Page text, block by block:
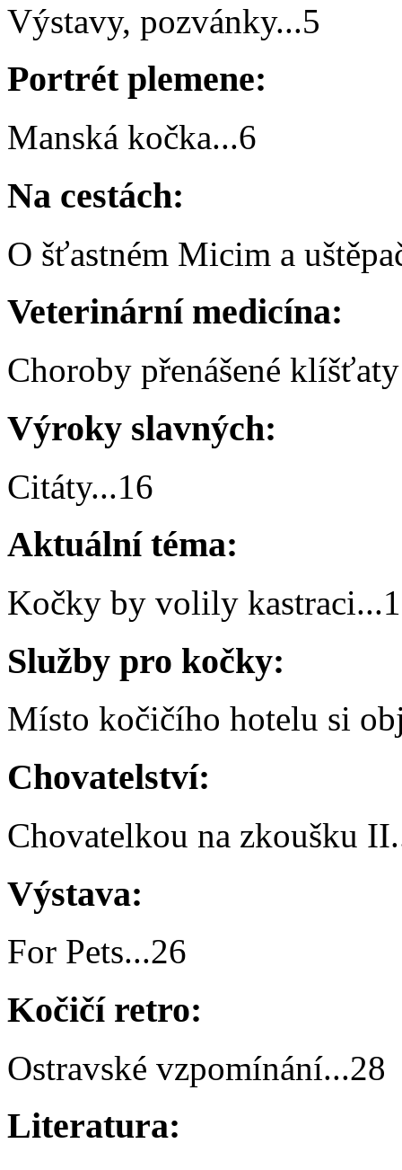
Výstavy, pozvánky...5
Portrét plemene:
Manská kočka...6
Na cestách:
O šťastném Micim a
Veterinární medicína:
Choroby přenášené
Výroky slavných:
Citáty...16
Aktuální téma:
Kočky by volily kastraci...
Služby pro kočky:
Místo kočičího hotelu si
Chovatelství:
Chovatelkou na zkoušku II
Výstava:
For Pets...26
Kočičí retro:
Ostravské vzpomínání...28
Literatura: